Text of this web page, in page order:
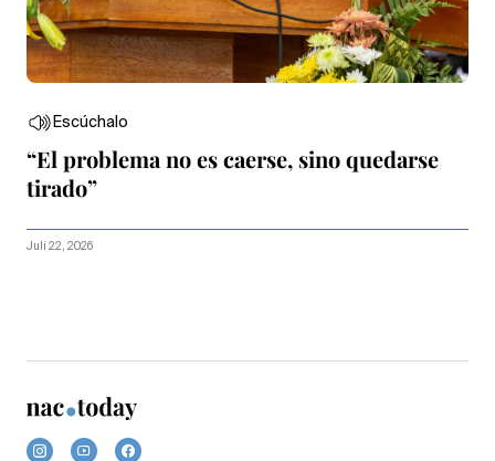
Escúchalo
“El problema no es caerse, sino quedarse
tirado”
Juli 22, 2026